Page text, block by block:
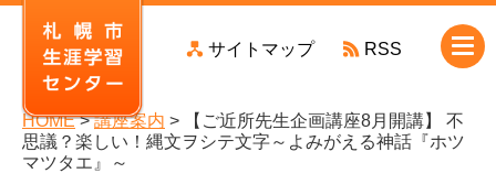
サイトマップ RSS
HOME>講座案内 > 【ご近所先生企画講座8月開講】 不
思議？楽しい！縄文ヲシテ文字～よみがえる神話『ホツ
マツタエ』～